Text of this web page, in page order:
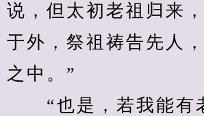
说，但太初老祖归来
于外，祭祖祷告先人
之中。”
“也是，若我能有